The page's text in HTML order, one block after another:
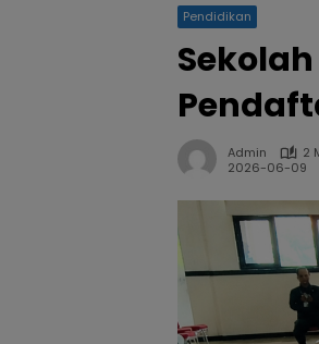
Pendidikan
Sekolah
Admin
2
2026-06-09